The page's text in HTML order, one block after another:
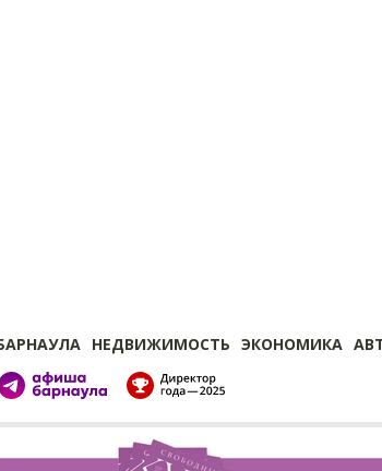
НЕДВИЖИМОСТЬ ЭКОНОМИКА